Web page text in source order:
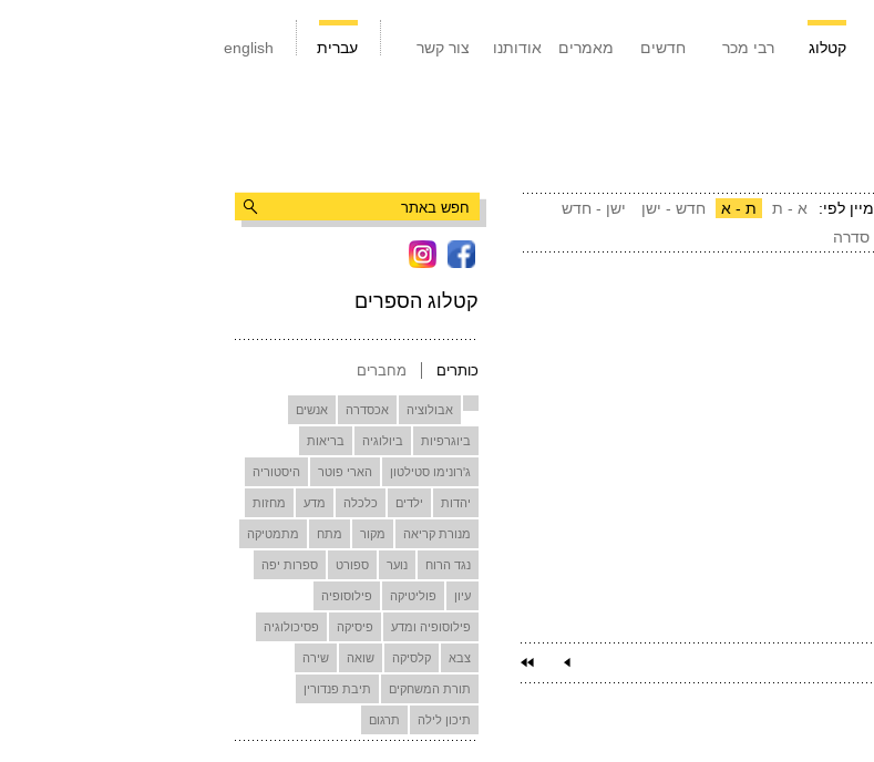
english עברית צור קשר אודותנו מאמרים חדשים רבי מכר קטלוג
קטלוג הספרים
כותרים מחברים
אבולוציה אכסדרה אנשים
ביוגרפיות ביולוגיה בריאות
ג'רונימו סטילטון הארי פוטר היסטוריה
יהדות ילדים כלכלה מדע מחזות
מנורת קריאה מקור מתח מתמטיקה
נגד הרוח נוער ספורט ספרות יפה
עיון פוליטיקה פילוסופיה
פילוסופיה ומדע פיסיקה פסיכולוגיה
צבא קלסיקה שואה שירה
תורת המשחקים תיבת פנדורין
תיכון לילה תרגום
מיין לפי: א - ת ת - א חדש - ישן
ישן - חדש
סדרה